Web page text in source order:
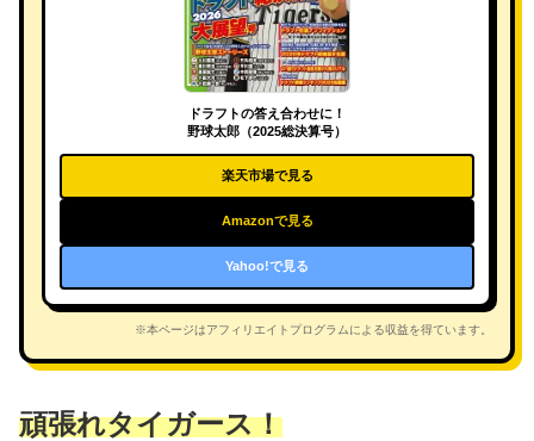
ドラフトの答え合わせに！
野球太郎（2025総決算号）
楽天市場で見る
Amazonで見る
Yahoo!で見る
※本ページはアフィリエイトプログラムによる収益を得ています。
頑張れタイガース！